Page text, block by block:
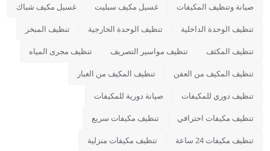
صيانة وتنظيف المكيفات غسيل مكيف سبليت غسيل مكيف شباك
تنظيف الوحدة الداخلية تنظيف الوحدة الخارجية تنظيف المبخر
تنظيف المكثف تنظيف مواسير التصريف تنظيف مجرى المياه
تنظيف المكيف من العفن تنظيف المكيف من الغبار
تنظيف دوري للمكيفات صيانة دورية للمكيفات
تنظيف مكيفات احترافي تنظيف مكيفات سريع
تنظيف مكيفات 24 ساعة تنظيف مكيفات منزلية